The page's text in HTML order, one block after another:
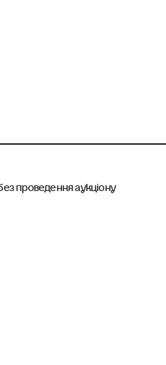
проведення аукціону